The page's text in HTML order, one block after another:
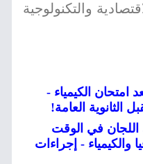
والتكنولوجية
الكيمياء -
الثانوية العامة!
اللجان في الوقت
والكيمياء - إجراءات